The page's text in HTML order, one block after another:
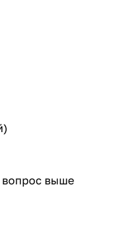
вопрос выше